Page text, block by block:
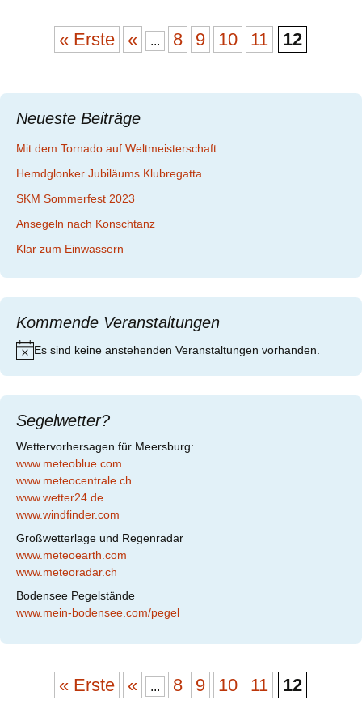
Beitragsnavigation
« Erste « ... 8 9 10 11 12
Neueste Beiträge
Mit dem Tornado auf Weltmeisterschaft
Hemdglonker Jubiläums Klubregatta
SKM Sommerfest 2023
Ansegeln nach Konschtanz
Klar zum Einwassern
Kommende Veranstaltungen
H
i
e
i
s
Es sind keine anstehenden Veranstaltungen vorhanden.
Segelwetter?
Wettervorhersagen für Meersburg:
www.meteoblue.com
www.meteocentrale.ch
www.wetter24.de
www.windfinder.com
Großwetterlage und Regenradar
www.meteoearth.com
www.meteoradar.ch
Bodensee Pegelstände
www.mein-bodensee.com/pegel
Beitragsnavigation
« Erste « ... 8 9 10 11 12